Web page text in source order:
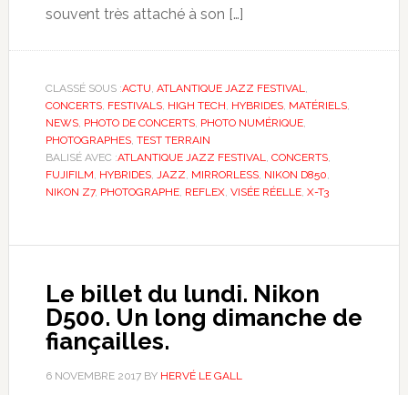
souvent très attaché à son […]
CLASSÉ SOUS :ACTU ATLANTIQUE JAZZ FESTIVAL
CONCERTS, FESTIVALS, HIGH TECH HYBRIDES, MATÉRIELS,
NEWS, PHOTO DE CONCERTS, PHOTO NUMÉRIQUE,
PHOTOGRAPHES, TEST TERRAIN
BALISÉ AVEC :ATLANTIQUE JAZZ FESTIVAL CONCERTS,
FUJIFILM HYBRIDES, JAZZ MIRRORLESS, NIKON D850
NIKON Z7, PHOTOGRAPHE, REFLEX, VISÉE RÉELLE, X-T3
Le billet du lundi. Nikon
D500. Un long dimanche de
fiançailles.
6 NOVEMBRE 2017BY HERVÉ LE GALL